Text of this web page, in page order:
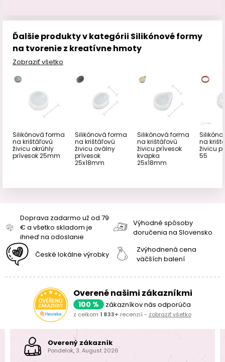
Ďalšie produkty v kategórii Silikónové formy
na tvorenie z kreatívne hmoty
Zobraziť všetko
Silikónová forma
na krištáľovú
živicu okrúhly
prívesok 25mm
Silikónová forma
na krištáľovú
živicu oválny
prívesok
25x18mm
Silikónová forma
na krištáľovú
živicu prívesok
kvapka
25x18mm
na
živicu
55
Doprava zadarmo už od 79
€ a všetko skladom je
ihneď na odoslanie
Výhodné spôsoby
doručenia na Slovensko
České lokálne výrobky
Zvýhodnená cena
väčších balení
Overené našimi zákazníkmi
100 % zákazníkov nás odporúča
z celkom 1 833+ recenzií - zobraziť všetko
Overený zákazník
Pondelok, 3. August 2026